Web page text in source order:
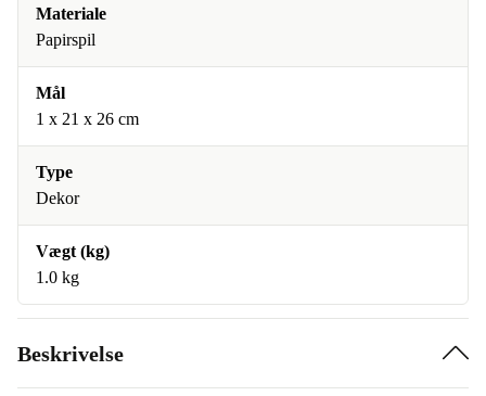
Materiale
Papirspil
Mål
1 x 21 x 26 cm
Type
Dekor
Vægt (kg)
1.0 kg
Beskrivelse